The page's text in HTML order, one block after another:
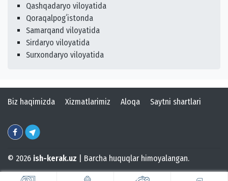
Qashqadaryo viloyatida
Qoraqalpogʻistonda
Samarqand viloyatida
Sirdaryo viloyatida
Surxondaryo viloyatida
Biz haqimizda Xizmatlarimiz Aloqa Saytni shartlari
© 2026 ish-kerak.uz | Barcha huquqlar himoyalangan.